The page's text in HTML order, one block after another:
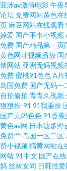
黄10 www久久
偷情 91豆花视频在
www我色色 青青草
品丝袜黑色高跟 91
月天性爱 日韩一级
青草无码 91av官网
在线观看 久久精品
亚洲av激情电影午夜
论坛免费网站黄色在
页 麻豆网站在线观看
婷爱 国产不卡小视频
免费 国产精品第一页
黄色网址视频播放 国
禁网站 亚洲无码视频
免费蜜桃91色色A片
岛国免费 国产无码一
自拍偷拍 青青久视频
狠狠操-91 91我要操
国产无码色色91香蕉
黄色av网 日本波多野
免费艹 岛国一区二区
费小视频搞黄网站在
网站91中文 国产在
妈丝袜女同 日韩性